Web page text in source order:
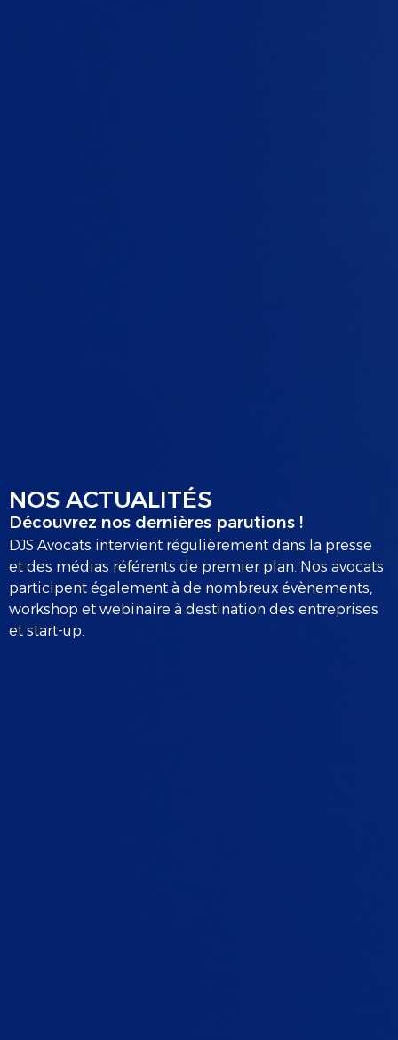
NOS ACTUALITÉS
Découvrez nos dernières parutions !
DJS Avocats intervient régulièrement dans la presse
et des médias référents de premier plan. Nos avocats
participent également à de nombreux évènements,
workshop et webinaire à destination des entreprises
et start-up.